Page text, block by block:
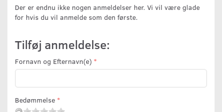
Der er endnu ikke nogen anmeldelser her. Vi vil være glade
for hvis du vil anmelde som den første.
Tilføj anmeldelse:
Fornavn og Efternavn(e)
Bedømmelse